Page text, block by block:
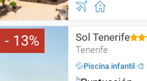
13 Sol Tenerife
Tenerife
💦Piscina infantil 🎨